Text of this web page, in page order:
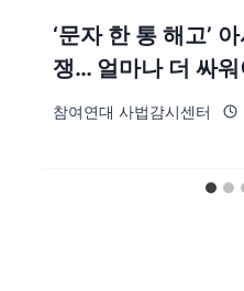
‘문자 한 통 해고’
쟁… 얼마나 더 싸
참여연대 사법감시센터